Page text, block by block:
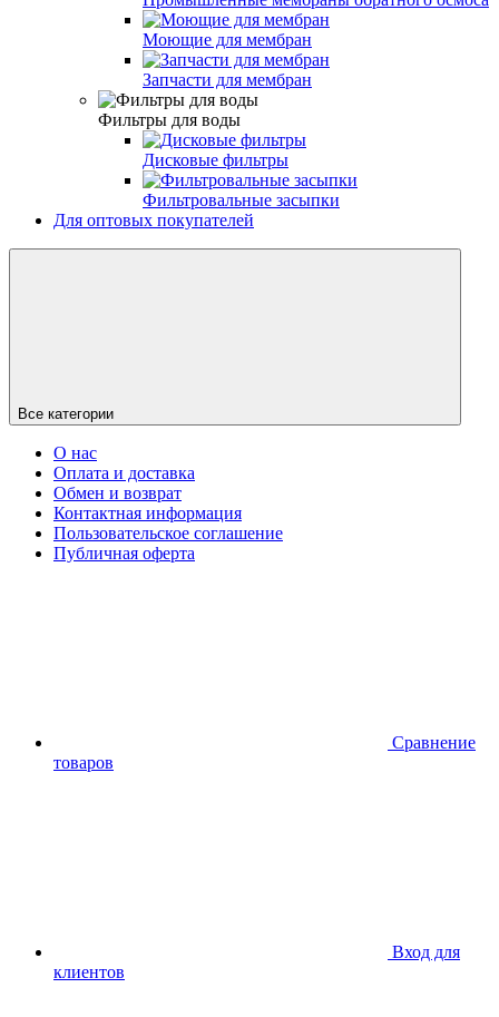
Моющие для мембран
Запчасти для мембран
Фильтры для воды
Дисковые фильтры
Фильтровальные засыпки
Для оптовых покупателей
Все категории
О нас
Оплата и доставка
Обмен и возврат
Контактная информация
Пользовательское соглашение
Публичная оферта
Сравнение
товаров
Вход для
клиентов